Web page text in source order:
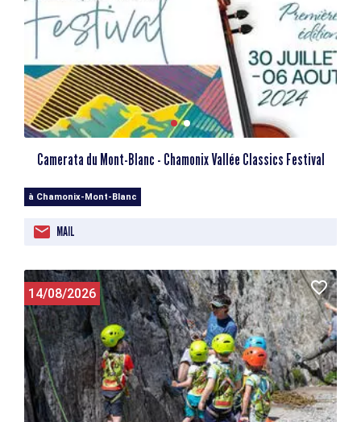
Camerata du Mont-Blanc - Chamonix Vallée Classics Festival
à Chamonix-Mont-Blanc
MAIL
14/08/2026